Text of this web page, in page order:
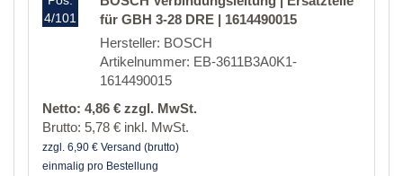
4/101
für GBH 3-28 DRE | 1614490015
Hersteller: BOSCH
Artikelnummer: EB-3611B3A0K1-
1614490015
Netto: 4,86 € zzgl. MwSt.
Brutto: 5,78 € inkl. MwSt.
zzgl. 6,90 € Versand (brutto)
einmalig pro Bestellung